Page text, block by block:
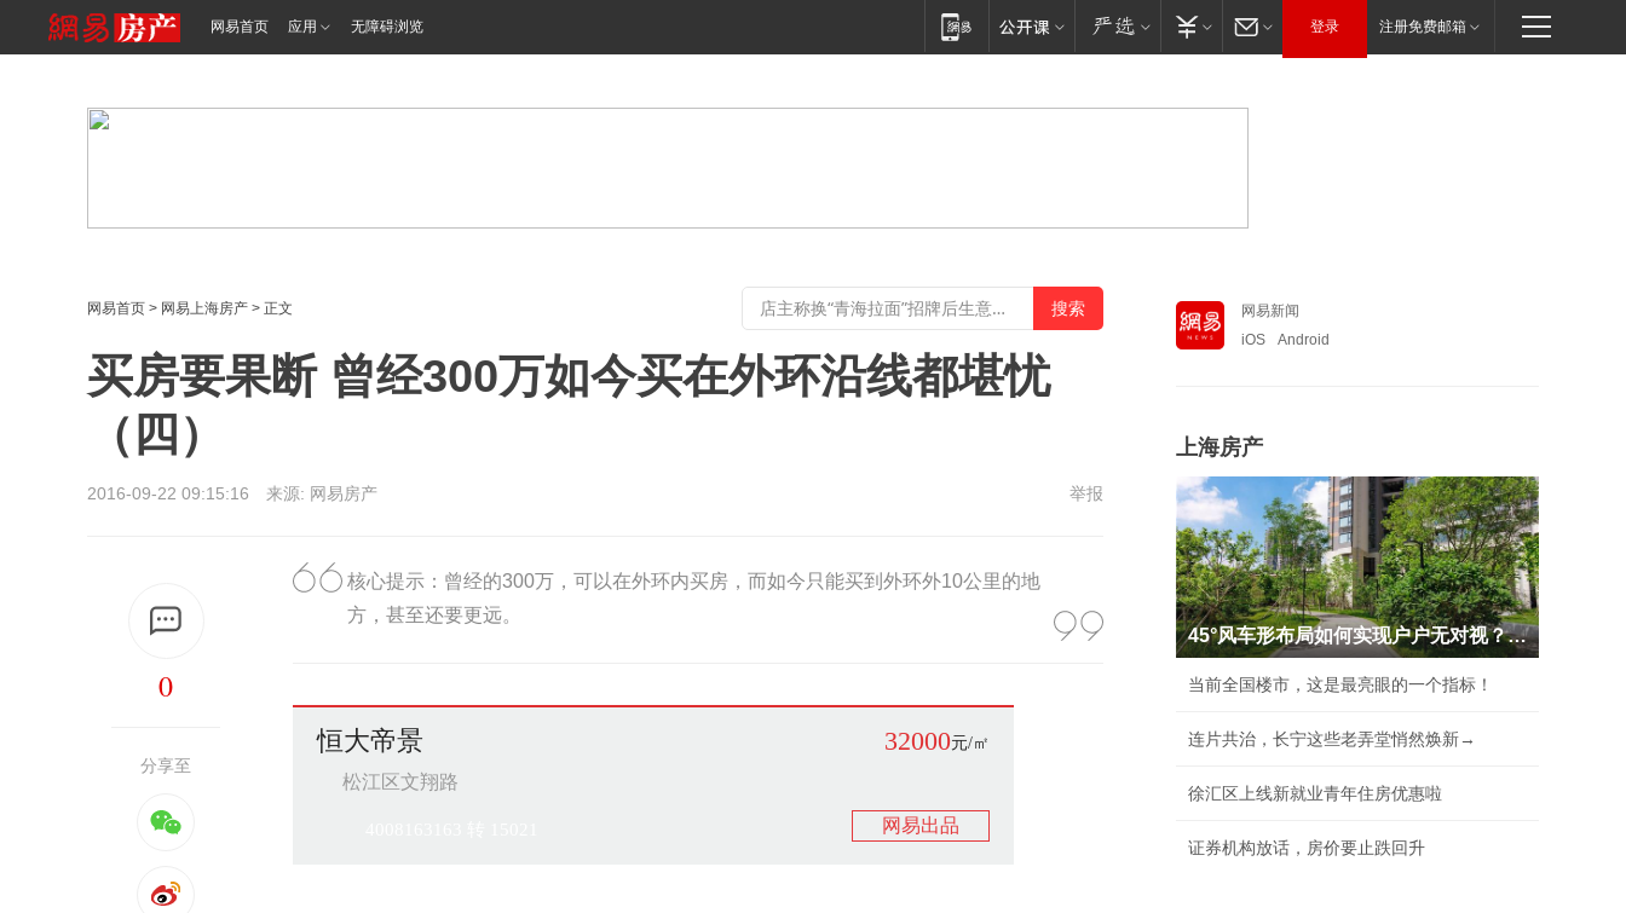
网易首页 应用 无障碍浏览 登录 注册免费邮箱
网易首页 > 网易上海房产 > 正文
买房要果断 曾经300万如今买在外环沿线都堪忧
（四）
2016-09-22 09:15:16 来源: 网易房产 举报
0
分享至
核心提示：曾经的300万，可以在外环内买房，而如今只能买到外环外10公里的地
方，甚至还要更远。
恒大帝景 32000元/㎡
松江区文翔路
网易出品
网易新闻
iOS
Android
上海房产
45°风车形布局如何实现户户无对视？新世界·天
当前全国楼市，这是最亮眼的一个指标！
连片共治，长宁这些老弄堂悄然焕新→
徐汇区上线新就业青年住房优惠啦
证券机构放话，房价要止跌回升